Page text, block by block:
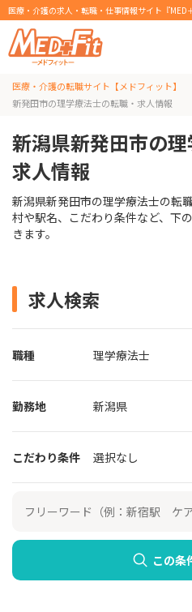
医療・介護の求人・転職・仕事情報サイト『MED
医療・介護の転職サイト【メドフィット】
新発田市の理学療法士の転職・求人情報
新潟県新発田市の理
求人情報
新潟県新発田市の理学療法士の転
村や駅名、こだわり条件など、下
きます。
求人検索
職種 理学療法士
勤務地 新潟県
こだわり条件 選択なし
この条